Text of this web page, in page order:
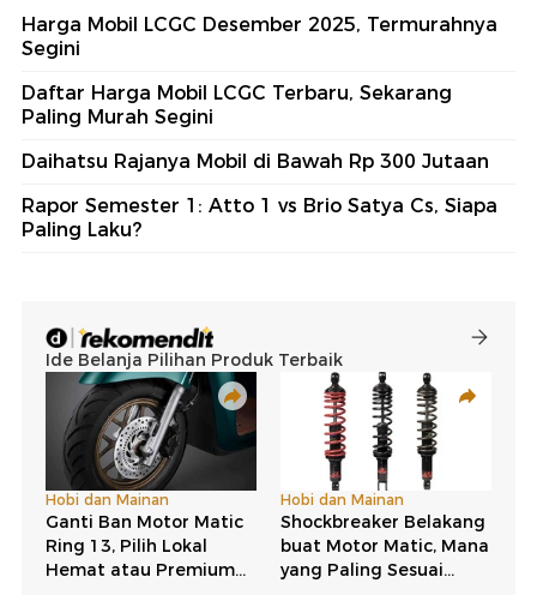
Harga Mobil LCGC Desember 2025, Termurahnya
Segini
Daftar Harga Mobil LCGC Terbaru, Sekarang
Paling Murah Segini
Daihatsu Rajanya Mobil di Bawah Rp 300 Jutaan
Rapor Semester 1: Atto 1 vs Brio Satya Cs, Siapa
Paling Laku?